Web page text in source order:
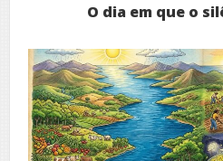
O dia em que o